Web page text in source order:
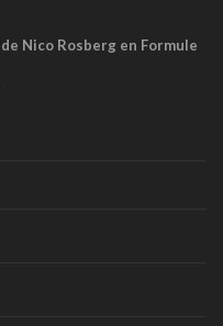
Nico Rosberg en Formule